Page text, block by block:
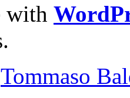
with
Tommaso